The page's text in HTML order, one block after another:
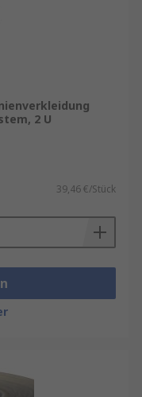
2 U
39,46 €/Stück